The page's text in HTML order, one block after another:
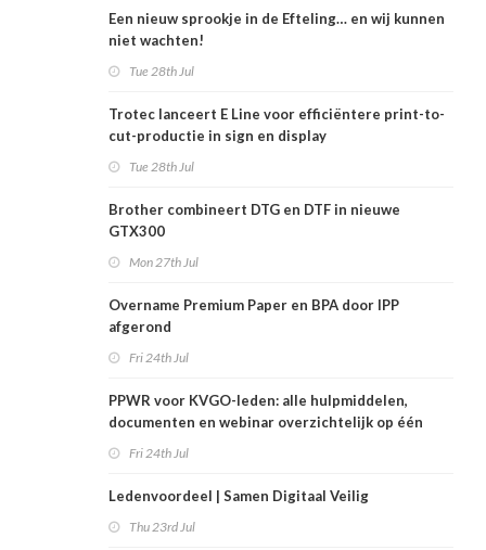
Een nieuw sprookje in de Efteling… en wij kunnen
niet wachten!
Tue 28th Jul
Trotec lanceert E Line voor efficiëntere print-to-
cut-productie in sign en display
Tue 28th Jul
Brother combineert DTG en DTF in nieuwe
GTX300
Mon 27th Jul
Overname Premium Paper en BPA door IPP
afgerond
Fri 24th Jul
PPWR voor KVGO-leden: alle hulpmiddelen,
documenten en webinar overzichtelijk op één
Fri 24th Jul
Ledenvoordeel | Samen Digitaal Veilig
Thu 23rd Jul